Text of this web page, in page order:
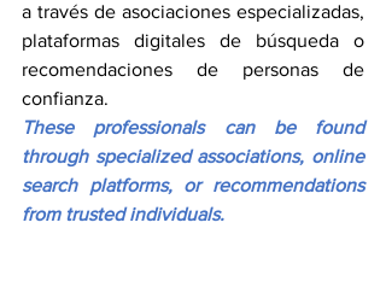
a través de asociaciones especializadas,
plataformas digitales de búsqueda o
recomendaciones de personas de
confianza.
These professionals can be found
through specialized associations, online
search platforms, or recommendations
from trusted individuals.